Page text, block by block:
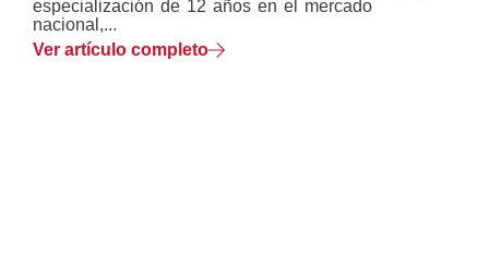
especialización de 12 años en el mercado
nacional,...
Ver artículo completo